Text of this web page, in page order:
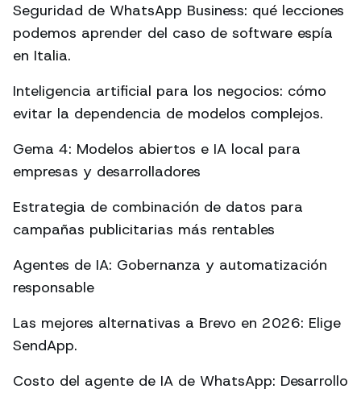
Seguridad de WhatsApp Business: qué lecciones
podemos aprender del caso de software espía
en Italia.
Inteligencia artificial para los negocios: cómo
evitar la dependencia de modelos complejos.
Gema 4: Modelos abiertos e IA local para
empresas y desarrolladores
Estrategia de combinación de datos para
campañas publicitarias más rentables
Agentes de IA: Gobernanza y automatización
responsable
Las mejores alternativas a Brevo en 2026: Elige
SendApp.
Costo del agente de IA de WhatsApp: Desarrollo